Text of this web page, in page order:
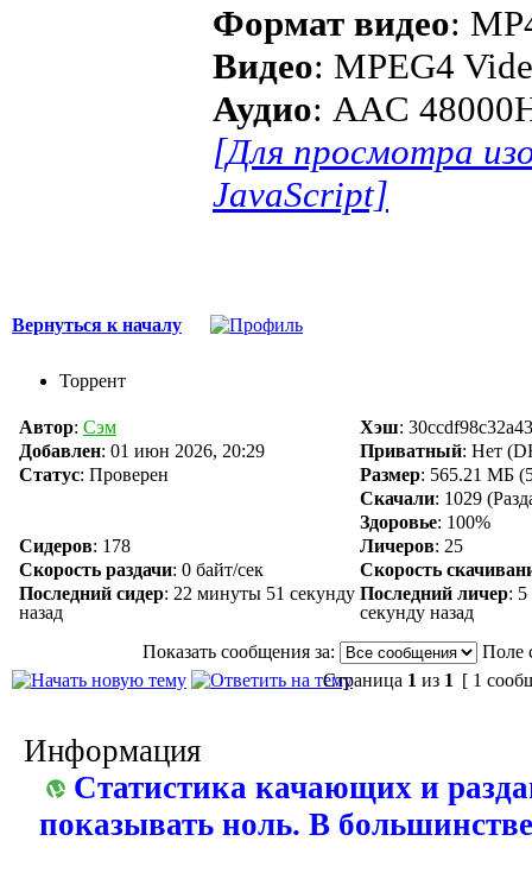
Формат видео:
Видео: MPEG4
Аудио: AAC
[Для просмотра
JavaScript]
Вернуться к началу
Торрент
Автор: Сэм Хэш:
Добавлен: 01 июн 2026, 20:29 Приватный: Нет
Статус: Проверен Размер: 565.21 МБ
Скачали: 1029
Здоровье: 100%
Сидеров: 178 Личеров: 25
Скорость раздачи: 0 байт/сек
Скорость
Последний сидер: 22 минуты 51 секунду
назад
Последний личер: 5
секунду назад
Показать сообщения за:
Поле
Страница 1 из 1 [ 1
Информация
Статистика качающих и
показывать ноль. В